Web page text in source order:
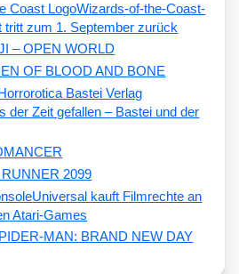
Wizards-of-the-Coast-
tritt zum 1. September zurück
– OPEN WORLD
OF BLOOD AND BONE
der Zeit gefallen – Bastei und der
2099
Universal kauft Filmrechte an
Atari-Games
MAN: BRAND NEW DAY